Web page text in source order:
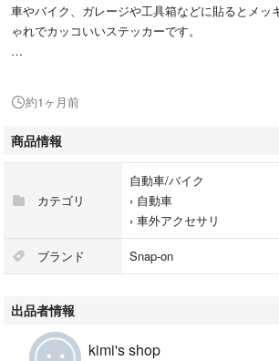
車やバイク、ガレージや工具箱などに貼るとメッ
ゃれでカッコいいステッカーです。
ステッカー デカール インテリア ガレージ 工具
約1ヶ月前
商品情報
カテゴリ
自動車/バイク
› 自動車
› 車外アクセサリ
ブランド Snap-on
出品者情報
kimi's shop